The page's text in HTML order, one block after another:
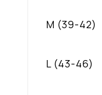
M (39-42)
L (43-46)